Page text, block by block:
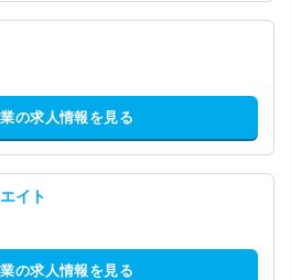
の求人情報を見る
イト
の求人情報を見る